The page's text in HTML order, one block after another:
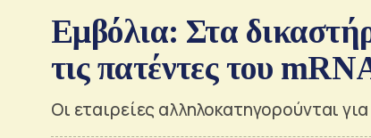
Εμβόλια: Στα
τις πατέντες του
Οι εταιρείες αλληλοκατηγορούνται